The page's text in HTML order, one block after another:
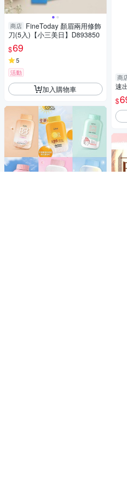
商店 FineToday 顏眉兩用修飾
刀(5入)【小三美日】D893850
$69
5
活動
加入購物車
商
速
$